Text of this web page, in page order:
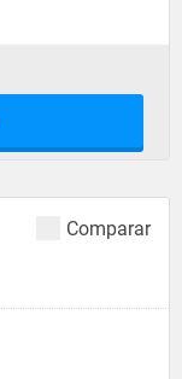
Comparar